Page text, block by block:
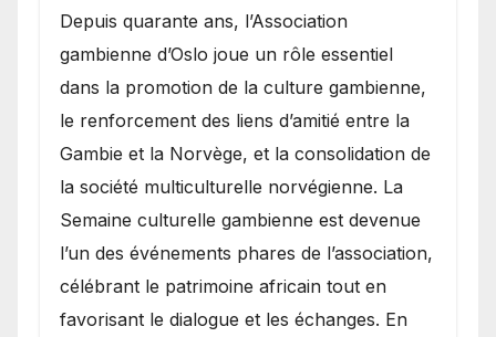
​Depuis quarante ans, l’Association
gambienne d’Oslo joue un rôle essentiel
dans la promotion de la culture gambienne,
le renforcement des liens d’amitié entre la
Gambie et la Norvège, et la consolidation de
la société multiculturelle norvégienne. La
Semaine culturelle gambienne est devenue
l’un des événements phares de l’association,
célébrant le patrimoine africain tout en
favorisant le dialogue et les échanges. En